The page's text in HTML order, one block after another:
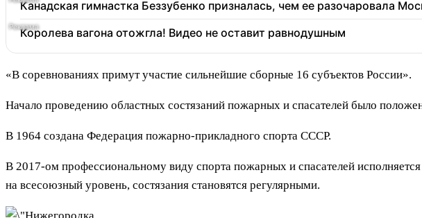
Канадская гимнастка Беззубенко призналась, чем ее разочаровала
Королева вагона отожгла! Видео не оставит равнодушным
«В соревнованиях примут участие сильнейшие сборные 16 субъектов России».
Начало проведению областных состязаний пожарных и спасателей было
В 1964 создана Федерация пожарно-прикладного спорта СССР.
В 2017-ом профессиональному виду спорта пожарных и спасателей
на всесоюзный уровень, состязания становятся регулярными.